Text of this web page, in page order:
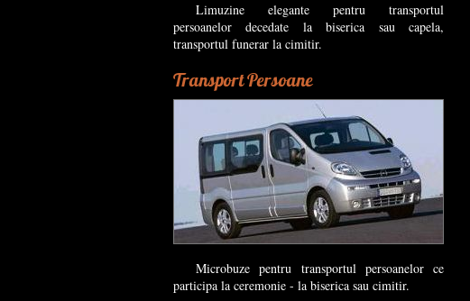
Limuzine elegante pentru transportul
persoanelor decedate la biserica sau capela,
transportul funerar la cimitir.
Transport Persoane
Microbuze pentru transportul persoanelor ce
participa la ceremonie - la biserica sau cimitir.